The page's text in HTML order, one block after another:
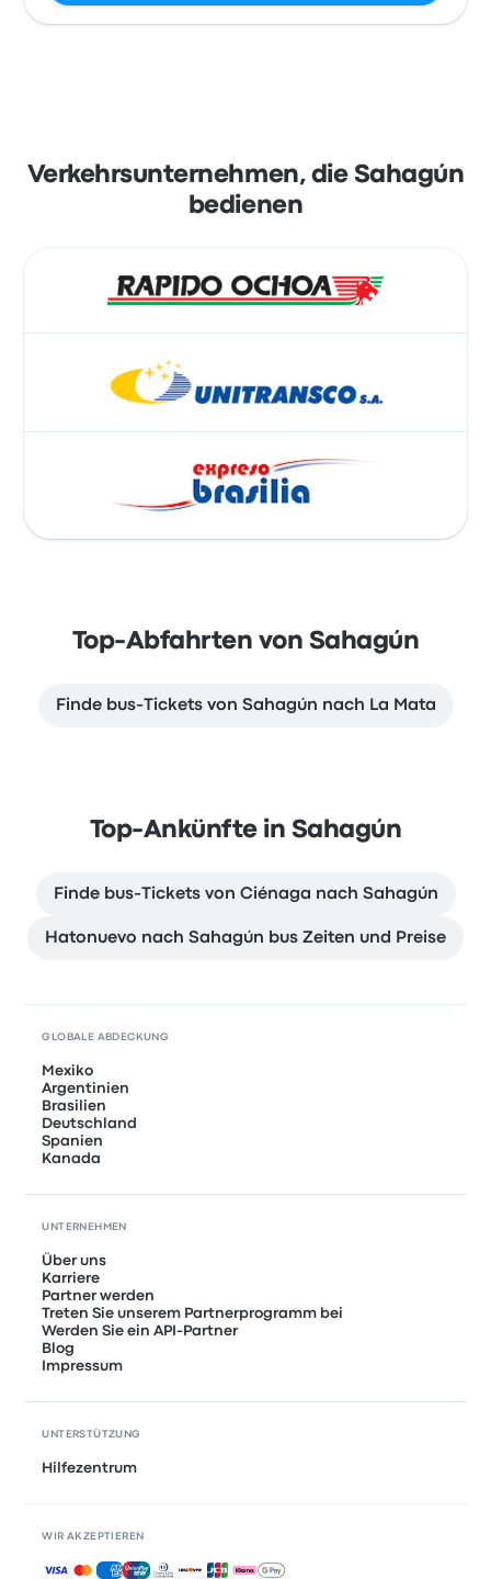
Verkehrsunternehmen, die Sahagún
bedienen
Top-Abfahrten von Sahagún
Finde bus-Tickets von Sahagún nach La Mata
Top-Ankünfte in Sahagún
Finde bus-Tickets von Ciénaga nach Sahagún
Hatonuevo nach Sahagún bus Zeiten und Preise
GLOBALE ABDECKUNG
Mexiko
Argentinien
Brasilien
Deutschland
Spanien
Kanada
UNTERNEHMEN
Über uns
Karriere
Partner werden
Treten Sie unserem Partnerprogramm bei
Werden Sie ein API-Partner
Blog
Impressum
UNTERSTÜTZUNG
Hilfezentrum
WIR AKZEPTIEREN
Akzeptierte Zahlungsmethoden